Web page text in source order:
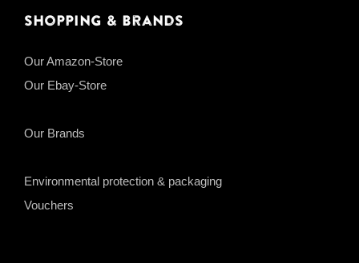
Shopping & Brands
Our Amazon-Store
Our Ebay-Store
Our Brands
Environmental protection & packaging
Vouchers